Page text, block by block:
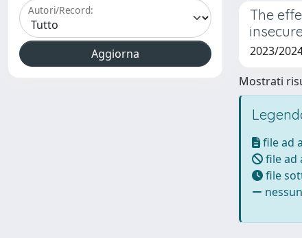
Autori/Record:
The
2023/
Mostrati
file ad
file ad
file